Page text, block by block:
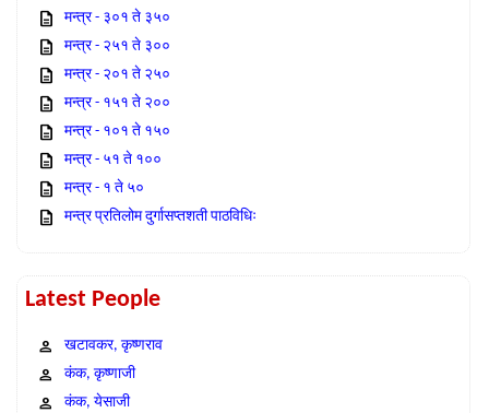
मन्त्र - ३०१ ते ३५०
मन्त्र - २५१ ते ३००
मन्त्र - २०१ ते २५०
मन्त्र - १५१ ते २००
मन्त्र - १०१ ते १५०
मन्त्र - ५१ ते १००
मन्त्र - १ ते ५०
मन्त्र प्रतिलोम दुर्गासप्तशती पाठविधिः
Latest People
खटावकर, कृष्णराव
कंक, कृष्णाजी
कंक, येसाजी